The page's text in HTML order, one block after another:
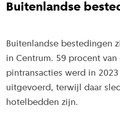
Buitenlandse
Buitenlandse bestedingen
in Centrum. 59 procent
pintransacties werd in
uitgevoerd, terwijl daar
hotelbedden zijn.